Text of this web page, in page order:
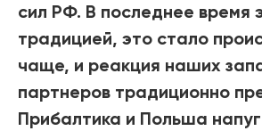
сил РФ. В последнее время
традицией, это стало
чаще, и реакция наших
партнеров традиционно
Прибалтика и Польша